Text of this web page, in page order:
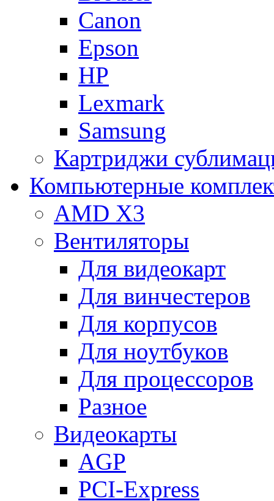
Canon
Epson
HP
Lexmark
Samsung
Картриджи
Компьютерные
AMD X3
Вентиляторы
Для видеокарт
Для винчестеров
Для корпусов
Для ноутбуков
Для процессоров
Разное
Видеокарты
AGP
PCI-Express